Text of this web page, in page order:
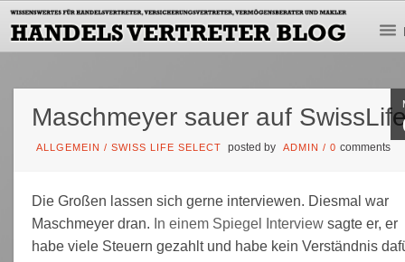
Maschmeyer sauer auf
ALLGEMEIN /SWISS LIFE SELECT posted by ADMIN /0comments
Die Großen lassen sich gerne interviewen. Diesmal war
Maschmeyer dran. In einem Spiegel Interviewsagte er, er
habe viele Steuern gezahlt und habe kein Verständnis